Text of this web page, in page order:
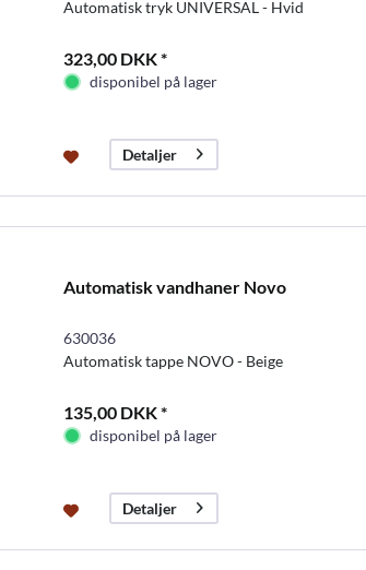
Automatisk tryk UNIVERSAL - Hvid
323,00 DKK *
disponibel på lager
Detaljer
Automatisk vandhaner Novo
630036
Automatisk tappe NOVO - Beige
135,00 DKK *
disponibel på lager
Detaljer